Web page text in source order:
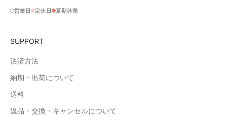
営業日 定休日 夏期休業
SUPPORT
決済方法
納期・出荷について
送料
返品・交換・キャンセルについて